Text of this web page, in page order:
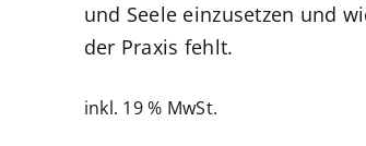
und Seele einzusetzen und
der Praxis fehlt.
inkl. 19 % MwSt.